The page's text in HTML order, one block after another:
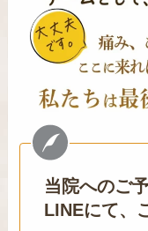
当院へのご
LINEにて、